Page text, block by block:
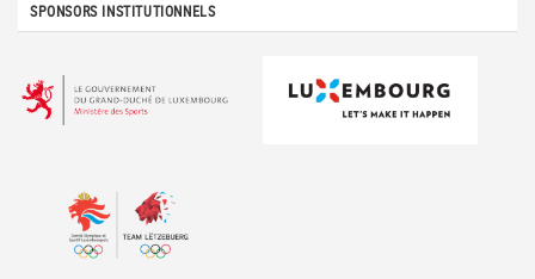
SPONSORS INSTITUTIONNELS